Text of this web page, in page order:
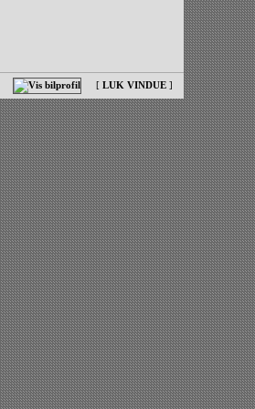
[ LUK VINDUE ]